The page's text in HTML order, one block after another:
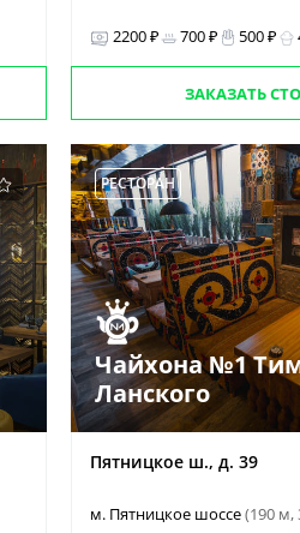
2200 ₽ 700 ₽ 500 ₽
ЗАКАЗАТЬ
РЕСТОРАН
Чайхона №1
Ланского
Пятницкое ш., д. 39
м. Пятницкое шоссе(190 м,